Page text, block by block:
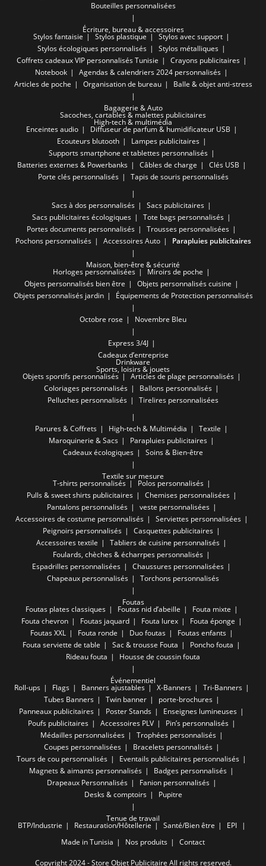
Bouteilles personnalisées
Écriture, bureau & accessoires
Stylos fantaisie Stylos plastique
Stylos avec support
Stylos écologiques personnalisés
Stylos métalliques
Coffrets cadeaux VIP personnalisés Tunisie
Crayons publicitaires
Notebook
Agendas & calendriers 2024 personnalisés
Articles de poche
Organisation de bureau Balle & objet anti-stress
Bagagerie & Auto
Sacoches, cartables & malettes publicitaires
High-tech & multimédia
Enceintes audio
Diffuseur de parfum & humidificateur USB
Ecouteurs blutooth
Lampes publicitaires
Supports smartphone et tablettes personnalisés
Batteries externes & Powerbanks
Câbles de charge
Clés USB
Porte clés personnalisés
Tapis de souris personnalisés
Sacs à dos personnalisés
Sacs publicitaires
Sacs publicitaires écologiques
Tote bags personnalisés
Portes documents personnalisés
Trousses personnalisées
Pochons personnalisés
Accessoires Auto Parapluies publicitaires
Maison, bien-être & sécurité
Horloges personnalisées
Miroirs de poche
Objets personnalisés bien être
Objets personnalisés cuisine
Objets personnalisés jardin
Équipements de Protection personnalisés
Octobre rose Novembre Bleu
Express 3/4J
Cadeaux d’entreprise
Drinkware
Sports, loisirs & jouets
Objets sportifs personnalisés
Articles de plage personnalisés
Coloriages personnalisés
Ballons personnalisés
Pelluches personnalisés
Tirelires personnalisées
Parures & Coffrets High-tech & Multimédia
Textile
Maroquinerie & Sacs
Parapluies publicitaires
Cadeaux écologiques
Soins & Bien-être
Textile sur mesure
T-shirts personnalisés
Polos personnalisés
Pulls & sweet shirts publicitaires
Chemises personnalisées
Pantalons personnalisés
veste personnalisées
Accessoires de costume personnalisés
Serviettes personnalisées
Peignoirs personnalisés
Casquettes publicitaires
Accessoires textile
Tabliers de cuisine personnalisés
Foulards, chèches & écharrpes personnalisés
Espadrilles personnalisées
Chaussures personnalisées
Chapeaux personnalisés
Torchons personnalisés
Foutas
Foutas plates classiques Foutas nid d’abeille
Fouta mixte
Fouta chevron
Foutas jaquard Fouta lurex
Fouta éponge
Foutas XXL
Fouta ronde Duo foutas
Foutas enfants
Fouta serviette de table
Sac & trousse Fouta
Poncho fouta
Rideau fouta
Housse de coussin fouta
Événementiel
Roll-ups Flags Banners ajustables X-Banners
Tri-Banners
Tubes Banners
Twin banner
porte-brochures
Panneaux publicitaires
Poster Stands
Enseignes lumineuses
Poufs publicitaires
Accessoires PLV
Pin’s personnalisés
Médailles personnalisées
Trophées personnalisés
Coupes personnalisées
Bracelets personnalisés
Tours de cou personnalisés
Eventails publicitaires personnalisés
Magnets & aimants personnalisés
Badges personnalisés
Drapeaux Personnalisés
Fanion personnalisés
Desks & comptoirs
Pupitre
Tenue de travail
BTP/Industrie Restauration/Hôtellerie Santé/Bien être
EPI
Made in Tunisia
Nos produits Contact
Copyright 2024 - Store Objet Publicitaire All rights reserved.